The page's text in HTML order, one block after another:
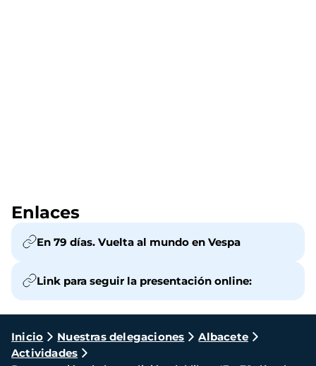
Enlaces
En 79 días. Vuelta al mundo en Vespa
Link para seguir la presentación online:
Ruta
de
Inicio Nuestras delegaciones
Albacete
Actividades